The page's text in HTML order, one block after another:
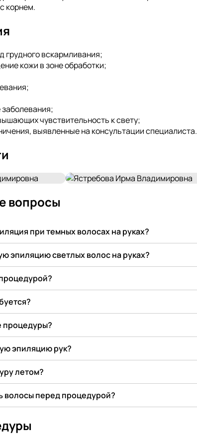
корнем.
грудного вскармливания;
кожи в зоне обработки;
чувствительность к свету;
выявленные на консультации специалиста.
вопросы
при темных волосах на руках?
эпиляцию светлых волос на руках?
процедуры?
эпиляцию рук?
летом?
волосы перед процедурой?